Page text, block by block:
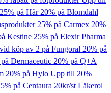
på Hår20% på Blomdahl
25% på Carmex 20%
Kestine 25% på Elexir Pharma
köp av 2 på Fungoral 20% på
Dermaceutic 20% på Q+A
20% på Hylo Upp till 20%
på Centaura 20kr/st Läkerol